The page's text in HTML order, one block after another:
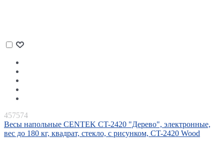
457574
Весы напольные CENTEK CT-2420 "Дерево", электронные,
вес до 180 кг, квадрат, стекло, с рисунком, CT-2420 Wood